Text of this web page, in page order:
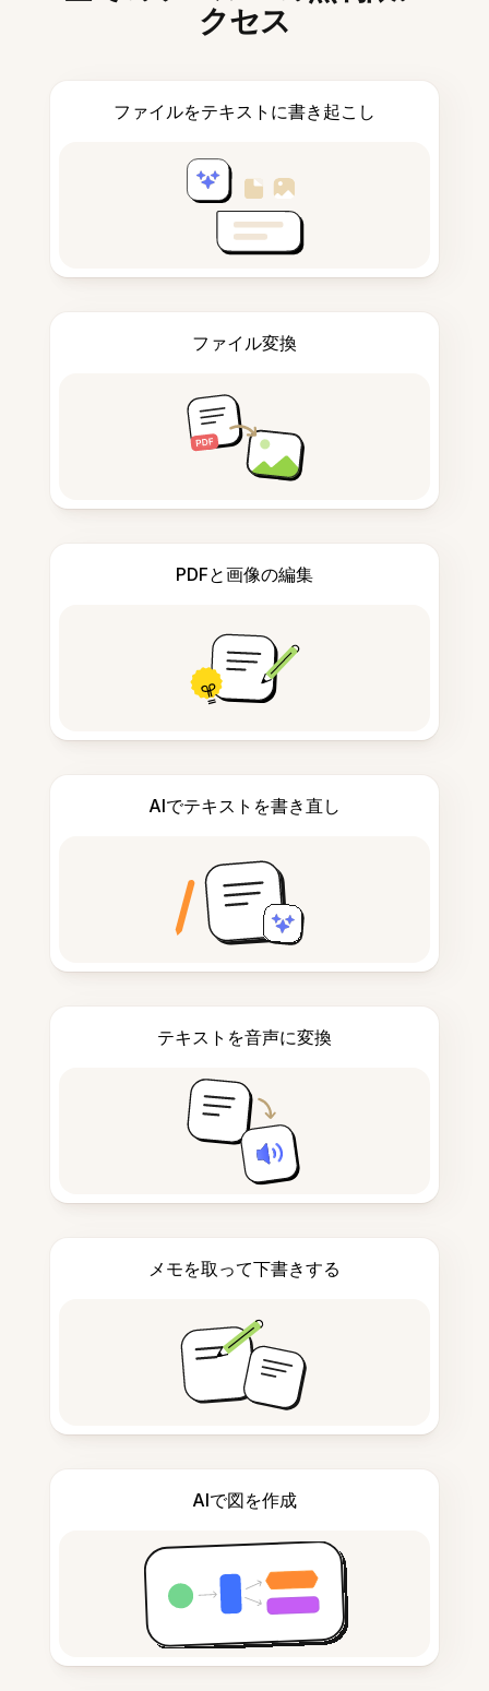
クセス
ファイルをテキストに書き起こし
ファイル変換
PDFと画像の編集
AIでテキストを書き直し
テキストを音声に変換
メモを取って下書きする
AIで図を作成